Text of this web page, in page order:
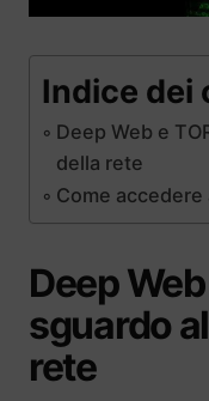
Indice dei
Deep Web e
della rete
Come accedere
Deep
sguardo
rete